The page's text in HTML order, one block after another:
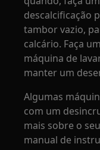
descalcificação
tambor vazio,
calcário. Faça
máquina de
manter um
Algumas
com um
mais sobre o
manual de